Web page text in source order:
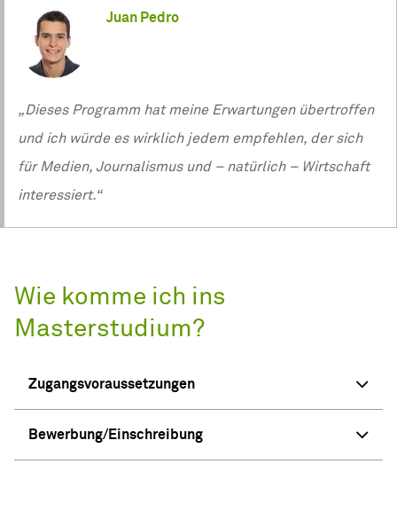
Juan Pedro
„Dieses Programm hat meine Erwartungen übertroffen
und ich würde es wirklich jedem empfehlen, der sich
für Medien, Journalismus und – natürlich – Wirtschaft
interessiert.“
Wie komme ich ins
Masterstudium?
Zugangsvoraussetzungen
Bewerbung/Einschreibung